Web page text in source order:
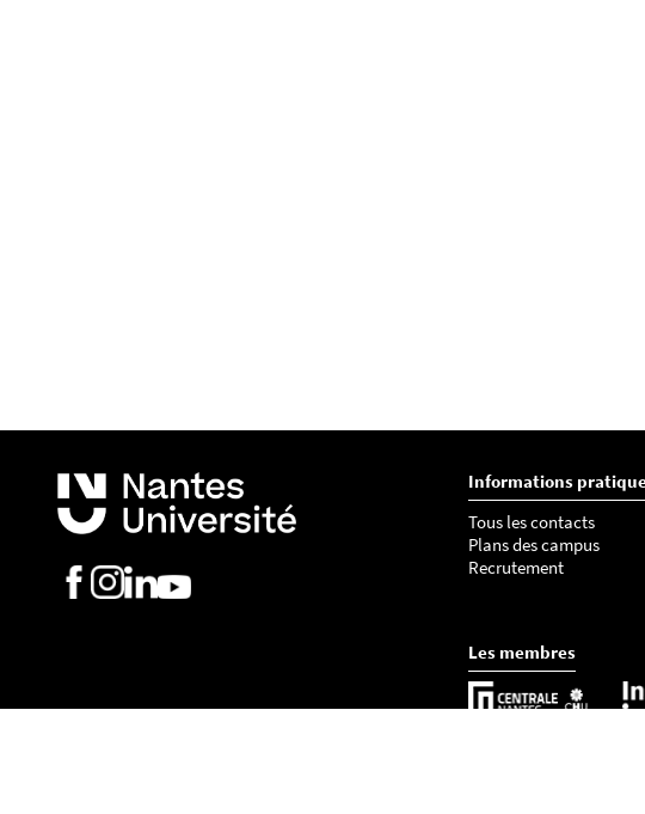
Informations
Tous les contacts
Plans des campus
Recrutement
Les membres